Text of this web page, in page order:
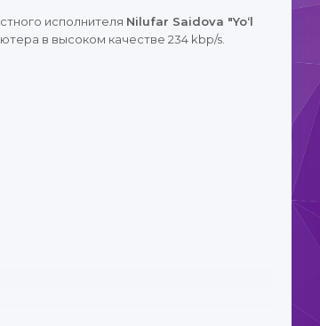
исполнителя Nilufar Saidova "Yoʻl
в высоком качестве 234 kbp/s.